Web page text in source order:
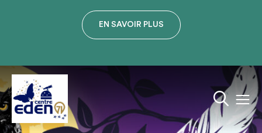
EN SAVOIR PLUS